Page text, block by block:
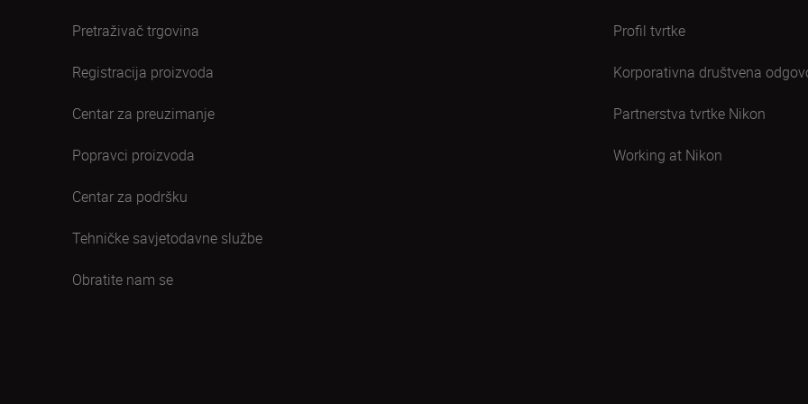
Pretraživač trgovina
Registracija proizvoda
Centar za preuzimanje
Popravci proizvoda
Centar za podršku
Tehničke savjetodavne službe
Obratite nam se
Profil tvrtke
Korporativna društvena
Partnerstva tvrtke Nikon
Working at Nikon